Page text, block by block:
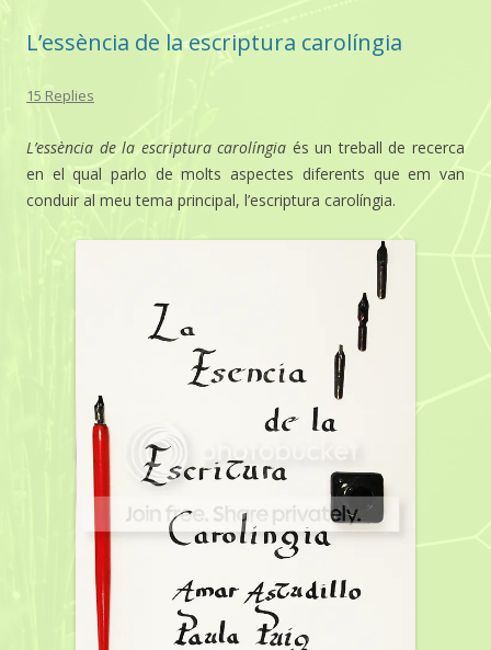
L’essència de la escriptura carolíngia
15 Replies
L’essència de la escriptura carolíngia és un treball de recerca
en el qual parlo de molts aspectes diferents que em van
conduir al meu tema principal, l’escriptura carolíngia.